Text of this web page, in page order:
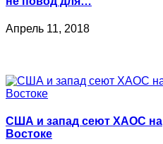
Апрель 11, 2018
США и запад сеют ХАОС на
Востоке